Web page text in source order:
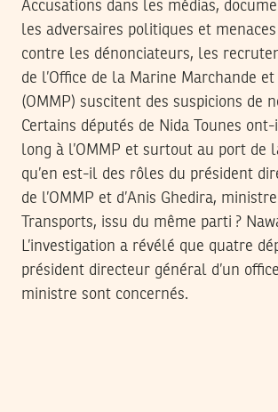
Accusations dans les médias,
les adversaires politiques et
contre les dénonciateurs, les
de l’Office de la Marine Marchande
(OMMP) suscitent des suspicions de
Certains députés de Nida Tounes
long à l’OMMP et surtout au port de
qu’en est-il des rôles du président
de l’OMMP et d’Anis Ghedira,
Transports, issu du même parti ?
L’investigation a révélé que quatre
président directeur général d’un
ministre sont concernés.